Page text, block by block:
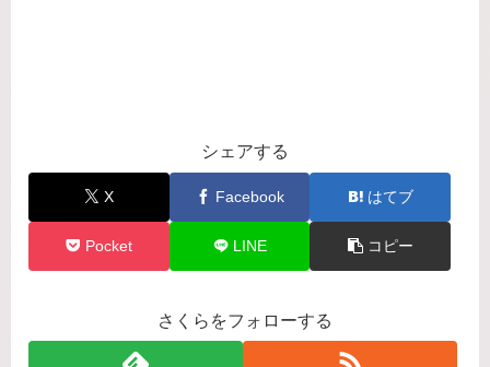
シェアする
X Facebook はてブ
Pocket LINE コピー
さくらをフォローする